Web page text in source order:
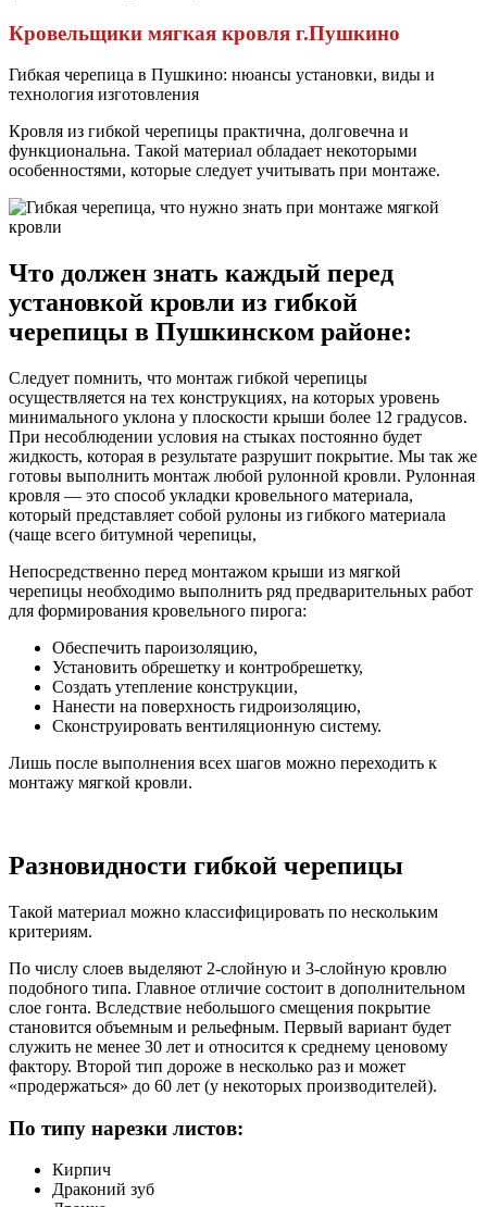
Кровельщики мягкая кровля г.Пушкино
Гибкая черепица в Пушкино: нюансы установки, виды и
технология изготовления
Кровля из гибкой черепицы практична, долговечна и
функциональна. Такой материал обладает некоторыми
особенностями, которые следует учитывать при монтаже.
Что должен знать каждый перед
установкой кровли из гибкой
черепицы в Пушкинском районе:
Следует помнить, что монтаж гибкой черепицы
осуществляется на тех конструкциях, на которых уровень
минимального уклона у плоскости крыши более 12 градусов.
При несоблюдении условия на стыках постоянно будет
жидкость, которая в результате разрушит покрытие. Мы так же
готовы выполнить монтаж любой рулонной кровли. Рулонная
кровля — это способ укладки кровельного материала,
который представляет собой рулоны из гибкого материала
(чаще всего битумной черепицы,
Непосредственно перед монтажом крыши из мягкой
черепицы необходимо выполнить ряд предварительных работ
для формирования кровельного пирога:
Обеспечить пароизоляцию,
Установить обрешетку и контробрешетку,
Создать утепление конструкции,
Нанести на поверхность гидроизоляцию,
Сконструировать вентиляционную систему.
Лишь после выполнения всех шагов можно переходить к
монтажу мягкой кровли.
Разновидности гибкой черепицы
Такой материал можно классифицировать по нескольким
критериям.
По числу слоев выделяют 2-слойную и 3-слойную кровлю
подобного типа. Главное отличие состоит в дополнительном
слое гонта. Вследствие небольшого смещения покрытие
становится объемным и рельефным. Первый вариант будет
служить не менее 30 лет и относится к среднему ценовому
фактору. Второй тип дороже в несколько раз и может
«продержаться» до 60 лет (у некоторых производителей).
По типу нарезки листов:
Кирпич
Драконий зуб